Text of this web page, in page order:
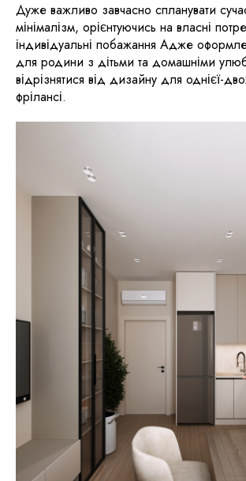
Дуже важливо завчасно спланувати
мінімалізм, орієнтуючись на власні
індивідуальні побажання Адже
для родини з дітьми та домашніми
відрізнятися від дизайну для однієї-
фрілансі.